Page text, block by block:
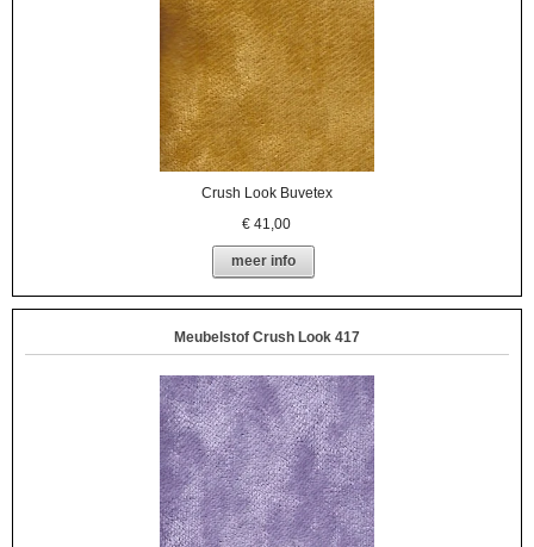
Crush Look Buvetex
€41,00
meer info
Meubelstof Crush Look 417